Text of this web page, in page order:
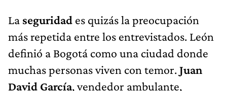
La seguridad es quizás la preocupación
más repetida entre los entrevistados. León
definió a Bogotá como una ciudad donde
muchas personas viven con temor.Juan
David García, vendedor ambulante,